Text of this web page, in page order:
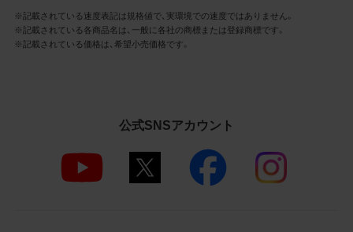
示の除去等をしないこと
商品写真データに表示されている当
社商品についての情報（社名、商品名
商品写真データに著作権表示、ラベ
それらを除去しないこと
商品写真データを当社HPのトップ
ページ以外のサイトとのリンクとし
※記載されている速度表記は規格値で、実環境での速度ではありません。
※記載されている各商品名は、一般に各社の商標または登録商標です。
※記載されている価格は、希望小売価格です。
公式SNSアカウント